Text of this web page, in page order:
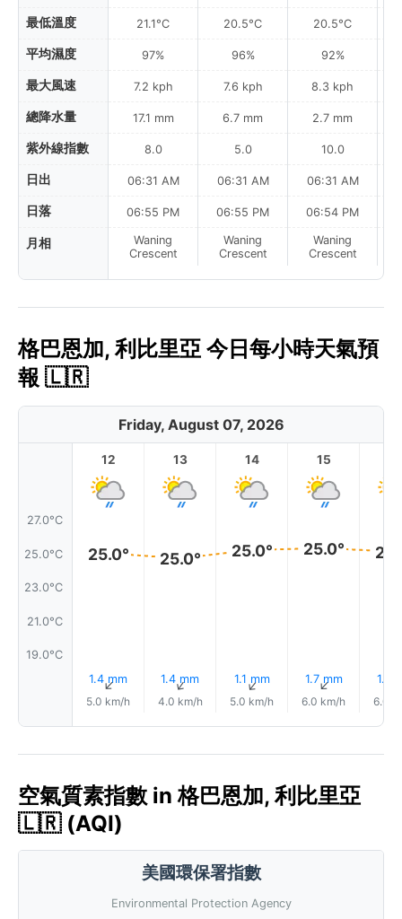
最低溫度
平均濕度
最大風速
總降水量
紫外線指數
日出
日落
月相
21.1°C
97%
7.2 kph
17.1 mm
8.0
06:31 AM
06:55 PM
Waning
Crescent
20.5°C
96%
7.6 kph
6.7 mm
5.0
06:31 AM
06:55 PM
Waning
Crescent
20.5°C
92%
8.3 kph
2.7 mm
10.0
06:31 AM
06:54 PM
Waning
Crescent
格巴恩加, 利比里亞 今日每小時天氣預
報 🇱🇷
Friday, August 07, 2026
27.0°C
25.0°C
23.0°C
21.0°C
19.0°C
12
25.0°
1.4 mm
↑
5.0 km/h
13
25.0°
1.4 mm
↑
4.0 km/h
14
25.0°
1.1 mm
↑
5.0 km/h
15
25.0°
1.7 mm
↑
6.0 km/h
1.7
6.0
空氣質素指數 in 格巴恩加, 利比里亞
🇱🇷 (AQI)
美國環保署指數
Environmental Protection Agency